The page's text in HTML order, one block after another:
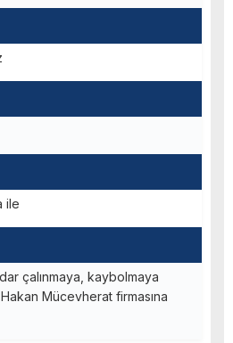
ile
çalınmaya, kaybolmaya
Mücevherat firmasına